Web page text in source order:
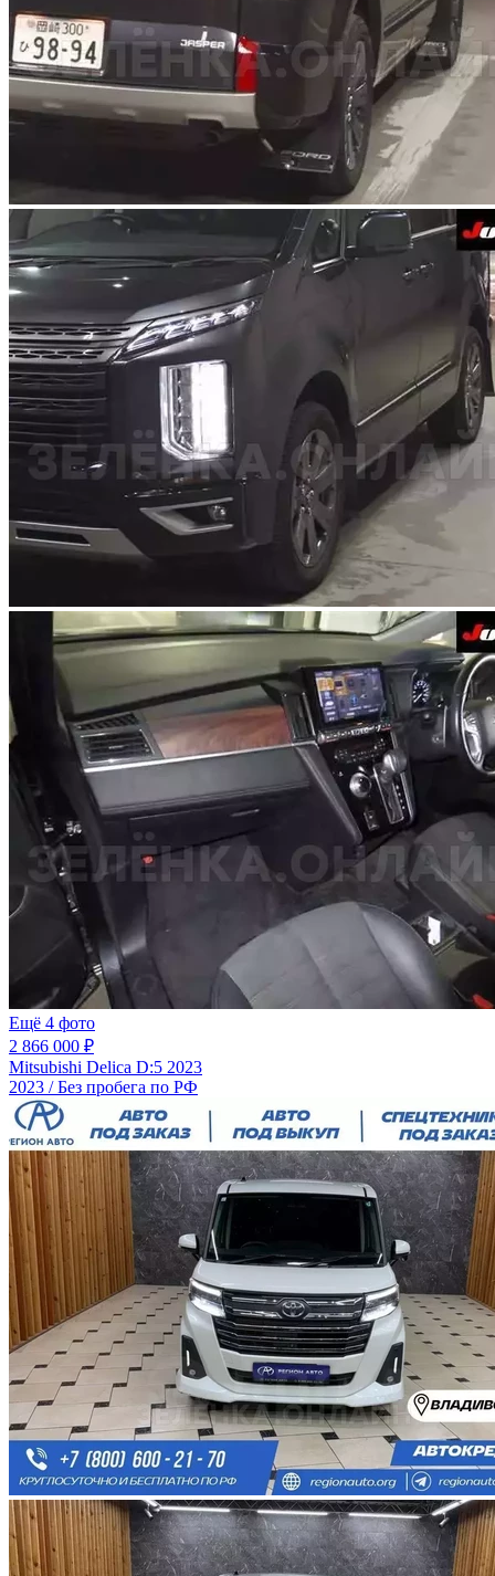
Ещё 4 фото
2 866 000 ₽
Mitsubishi Delica D:5 2023
2023 / Без пробега по РФ